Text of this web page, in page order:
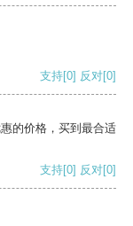
支持[0] 反对[0]
的价格，买到最合适
支持[0] 反对[0]